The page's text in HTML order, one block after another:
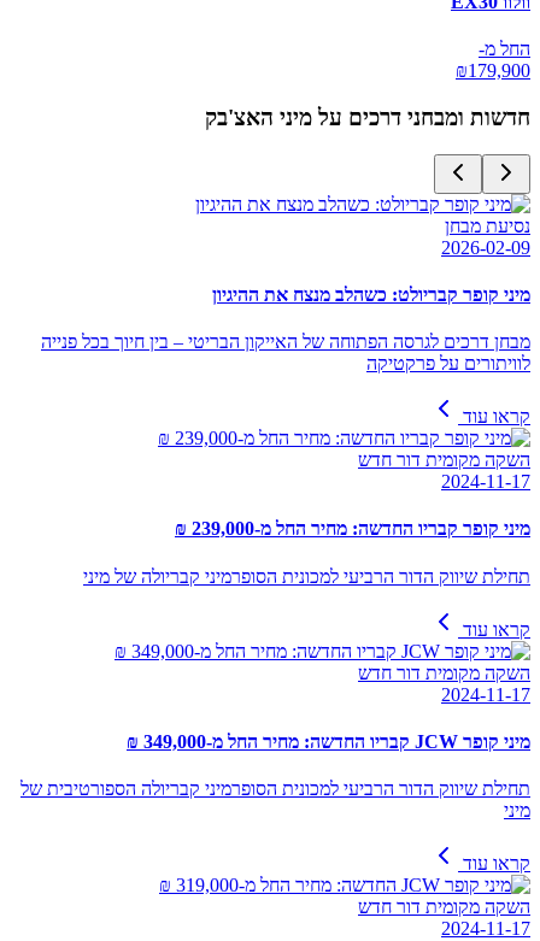
החל מ-
₪179,900
חדשות ומבחני דרכים עלמיני האצ'בק
נסיעת מבחן
2026-02-09
מיני קופר קבריולט: כשהלב מנצח את ההיגיון
מבחן דרכים לגרסה הפתוחה של האייקון הבריטי – בין חיוך בכל פנייה
לוויתורים על פרקטיקה
קראו עוד
השקה מקומית דור חדש
2024-11-17
מיני קופר קבריו החדשה: מחיר החל מ-239,000 ₪
תחילת שיווק הדור הרביעי למכונית הסופרמיני קבריולה של מיני
קראו עוד
השקה מקומית דור חדש
2024-11-17
מיני קופר JCW קבריו החדשה: מחיר החל מ-349,000 ₪
תחילת שיווק הדור הרביעי למכונית הסופרמיני קבריולה הספורטיבית של
מיני
קראו עוד
השקה מקומית דור חדש
2024-11-17